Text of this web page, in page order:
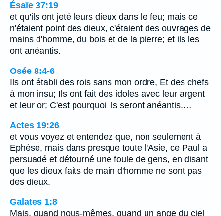
Ésaïe 37:19
et qu'ils ont jeté leurs dieux dans le feu; mais ce
n'étaient point des dieux, c'étaient des ouvrages de
mains d'homme, du bois et de la pierre; et ils les
ont anéantis.
Osée 8:4-6
Ils ont établi des rois sans mon ordre, Et des chefs
à mon insu; Ils ont fait des idoles avec leur argent
et leur or; C'est pourquoi ils seront anéantis.…
Actes 19:26
et vous voyez et entendez que, non seulement à
Ephèse, mais dans presque toute l'Asie, ce Paul a
persuadé et détourné une foule de gens, en disant
que les dieux faits de main d'homme ne sont pas
des dieux.
Galates 1:8
Mais, quand nous-mêmes, quand un ange du ciel